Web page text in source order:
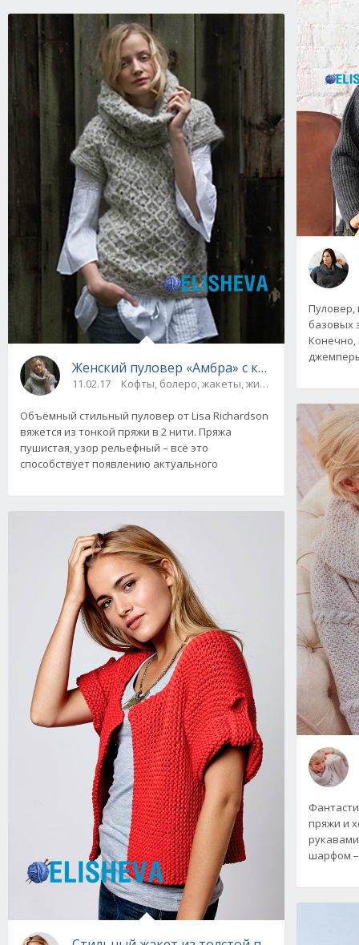
Женский пуловер «Амбра» с коротким
11.02.17 Кофты, болеро, жакеты, жилеты, пуловеры и
Объёмный стильный пуловер от Lisa Richardson
вяжется из тонкой пряжи в 2 нити. Пряжа
пушистая, узор рельефный – всё это
способствует появлению актуального
Пуловер,
базовых
пряжи и
шарфом